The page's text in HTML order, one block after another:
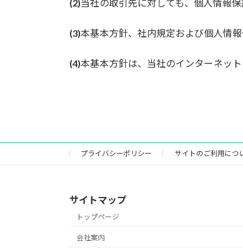
(2)当社の取引先に対しても、個人情報
(3)本基本方針、社内規定および個人情
(4)本基本方針は、当社のインターネッ
プライバシーポリシー サイトのご利用につ
サイトマップ
トップページ
会社案内